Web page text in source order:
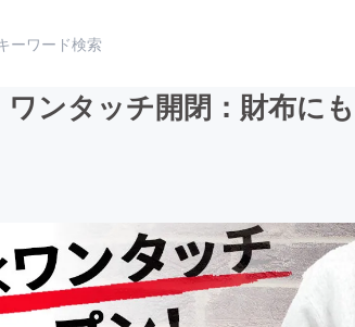
アート・写真 音楽
ワンタッチ開閉：財布に